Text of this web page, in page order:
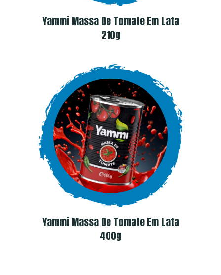
Yammi Massa De Tomate Em Lata
210g
Yammi Massa De Tomate Em Lata
400g